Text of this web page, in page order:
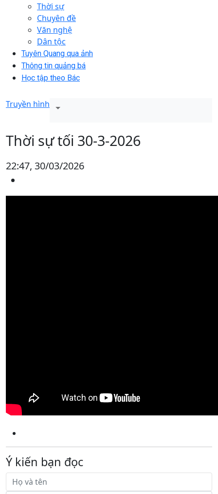
Thời sự
Chuyên đề
Văn nghệ
Dân tộc
Tuyên Quang qua ảnh
Thông tin quảng bá
Học tập theo Bác
Truyền hình
Thời sự tối 30-3-2026
22:47, 30/03/2026
Ý kiến bạn đọc